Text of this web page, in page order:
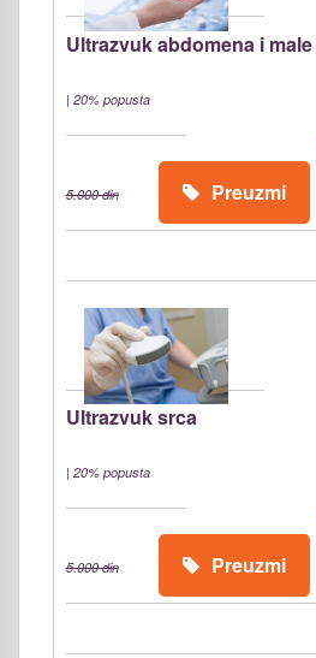
Ultrazvuk abdomena i
| 20% popusta
5.000 din Preuzmi
Ultrazvuk srca
| 20% popusta
5.000 din Preuzmi